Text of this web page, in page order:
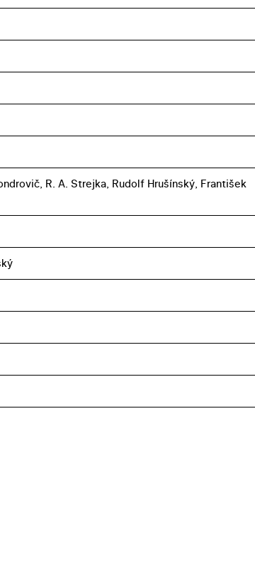
R. A. Strejka, Rudolf Hrušínský, František